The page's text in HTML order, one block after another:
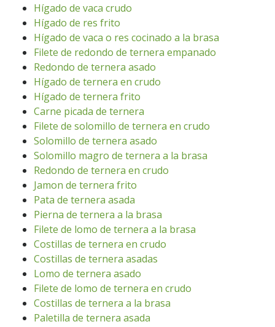
Hígado de vaca crudo
Hígado de res frito
Hígado de vaca o res cocinado a la brasa
Filete de redondo de ternera empanado
Redondo de ternera asado
Hígado de ternera en crudo
Hígado de ternera frito
Carne picada de ternera
Filete de solomillo de ternera en crudo
Solomillo de ternera asado
Solomillo magro de ternera a la brasa
Redondo de ternera en crudo
Jamon de ternera frito
Pata de ternera asada
Pierna de ternera a la brasa
Filete de lomo de ternera a la brasa
Costillas de ternera en crudo
Costillas de ternera asadas
Lomo de ternera asado
Filete de lomo de ternera en crudo
Costillas de ternera a la brasa
Paletilla de ternera asada